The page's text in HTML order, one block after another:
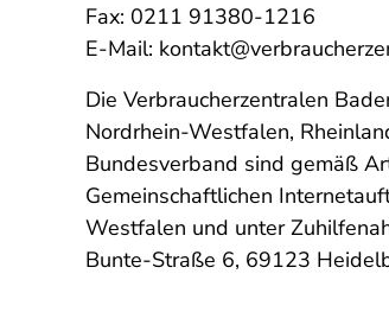
Fax: 0211 91380-1216
E-Mail:
Die Verbraucherzentralen
Nordrhein-Westfalen,
Bundesverband sind gemäß
Gemeinschaftlichen
Westfalen und unter
Bunte-Straße 6, 69123